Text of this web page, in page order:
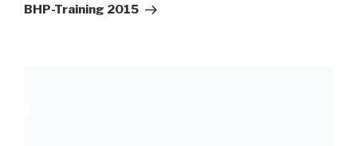
Beitrag
BHP-Training 2015